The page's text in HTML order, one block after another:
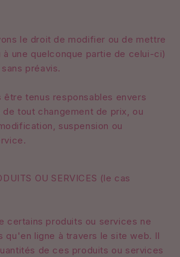
le droit de modifier ou de mettre
à une quelconque partie de celui-ci)
préavis.
être tenus responsables envers
tout changement de prix, ou
suspension ou
OU SERVICES (le cas
certains produits ou services ne
qu'en ligne à travers le site web. Il
de ces produits ou services